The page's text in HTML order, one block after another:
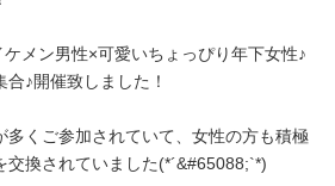
メン男性×可愛いちょっぴり年下女性♪
♪開催致しました！
多くご参加されていて、女性の方も積極
交換されていました(*´&#65088;`*)